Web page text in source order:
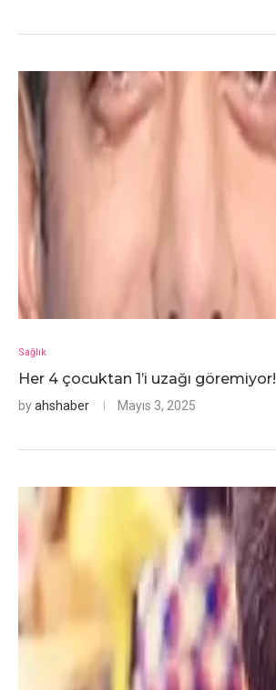
Sağlık
Her 4 çocuktan 1’i uzağı göremiyor!
byahshaber Mayıs 3, 2025